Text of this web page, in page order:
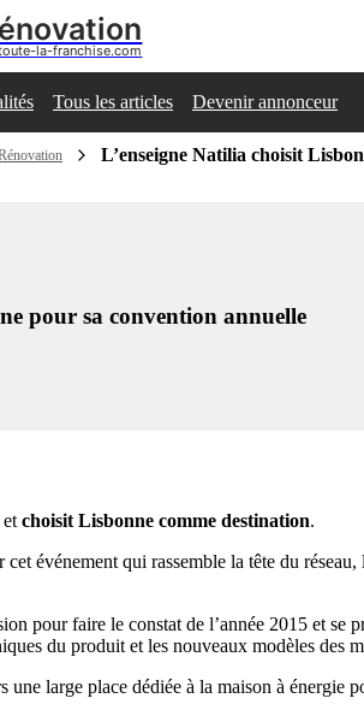
la-franchise.com
Tous les articles Devenir annonceur
L’enseigne Natilia choisit
pour sa convention annuelle
choisit Lisbonne comme destination.
événement qui rassemble la tête du réseau,
pour faire le constat de l’année 2015 et se
du produit et les nouveaux modèles des
une large place dédiée à la maison à énergie